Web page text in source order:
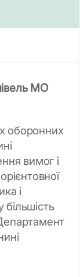
МО
оборонних
вимог і
і